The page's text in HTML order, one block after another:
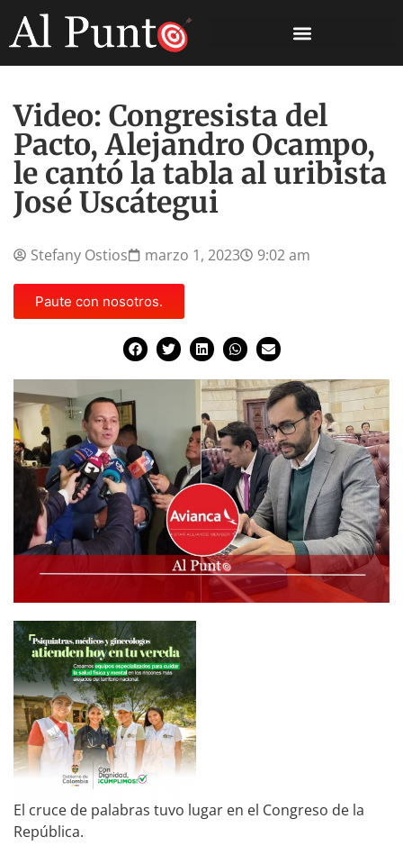
Video: Congresista del
Pacto, Alejandro Ocampo,
le cantó la tabla al uribista
José Uscátegui
Stefany Ostios marzo 1, 2023 9:02 am
Paute con nosotros.
El cruce de palabras tuvo lugar en el Congreso de la
República.